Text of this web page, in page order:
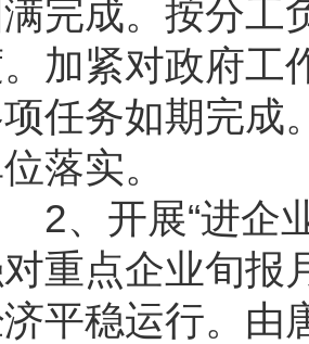
满完成。按分工
加紧对政府工
任务如期完成
落实。
、开展“进企业
重点企业旬报
平稳运行。由